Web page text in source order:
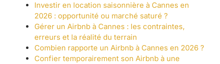
Investir en location saisonnière à Cannes en
2026 : opportunité ou marché saturé ?
Gérer un Airbnb à Cannes : les contraintes,
erreurs et la réalité du terrain
Combien rapporte un Airbnb à Cannes en 2026 ?
Confier temporairement son Airbnb à une